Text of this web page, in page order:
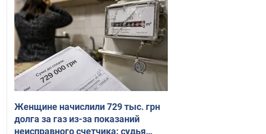
Женщине начислили 729 тыс. грн
долга за газ из-за показаний
неисправного счетчика: судья